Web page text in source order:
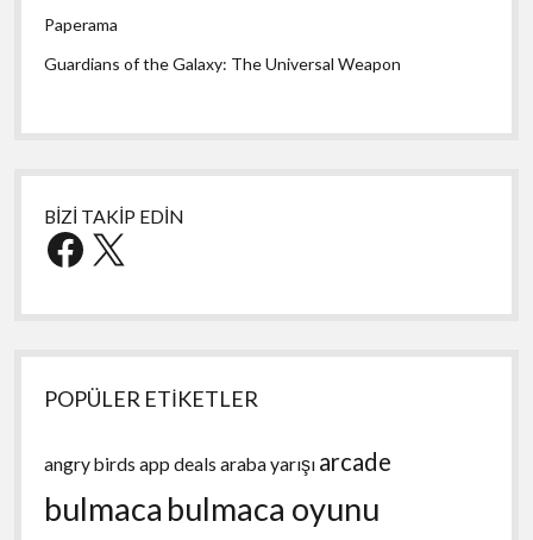
Paperama
Guardians of the Galaxy: The Universal Weapon
BİZİ TAKİP EDİN
Facebook
X
POPÜLER ETİKETLER
angry birds app deals araba yarışı arcade
bulmaca bulmaca oyunu